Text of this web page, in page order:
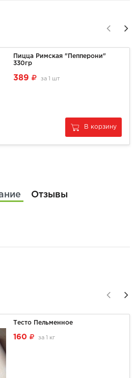
Пицца Римская "Пепперони"
330гр
389 за 1 шт
В корзину
Отзывы
Тесто Пельменное
160 за 1 кг